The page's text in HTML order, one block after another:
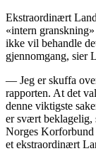
Ekstraordinært
«intern
ikke vil behandle
gjennomgang, sier
— Jeg er skuffa
rapporten. At det
denne viktigste
er svært beklagelig,
Norges Korforbund
et ekstraordinært